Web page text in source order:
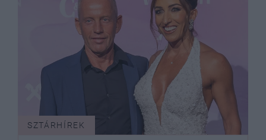
SZTÁRHÍREK